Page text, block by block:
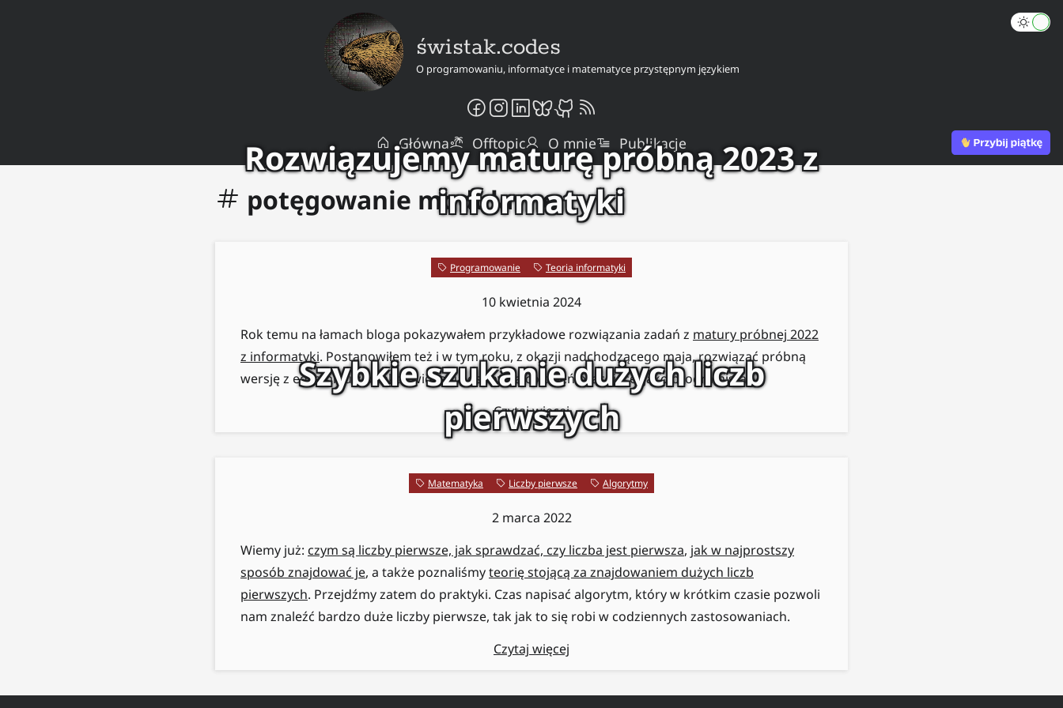
świstak.codes
O programowaniu, informatyce i matematyce przystępnym językiem
Główna Offtopic O mnie Publikacje
potęgowanie modularne
Rozwiązujemy maturę próbną 2023 z
informatyki
Programowanie Teoria informatyki
10 kwietnia 2024
Rok temu na łamach bloga pokazywałem przykładowe rozwiązania zadań z matury próbnej 2022
z informatyki. Postanowiłem też i w tym roku, z okazji nadchodzącego maja, rozwiązać próbną
wersję z egzaminu z punktu widzenia osoby na co dzień pracującej jako programista.
Czytaj więcej
Szybkie szukanie dużych liczb
pierwszych
Matematyka Liczby pierwsze Algorytmy
2 marca 2022
Wiemy już: czym są liczby pierwsze, jak sprawdzać, czy liczba jest pierwsza, jak w najprostszy
sposób znajdować je, a także poznaliśmyteorię stojącą za znajdowaniem dużych liczb
pierwszych. Przejdźmy zatem do praktyki. Czas napisać algorytm, który w krótkim czasie pozwoli
nam znaleźć bardzo duże liczby pierwsze, tak jak to się robi w codziennych zastosowaniach.
Czytaj więcej